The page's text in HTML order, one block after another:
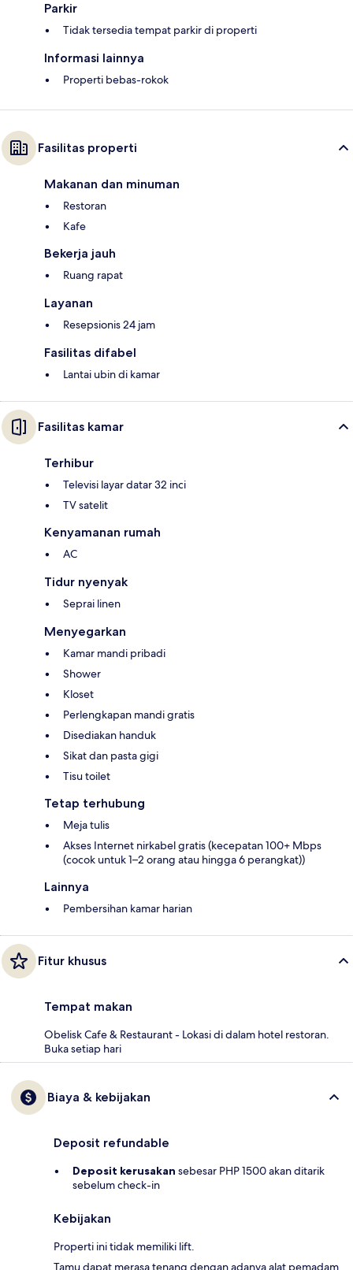
Parkir
Tidak tersedia tempat parkir di properti
Informasi lainnya
Properti bebas-rokok
Fasilitas properti
Makanan dan minuman
Restoran
Kafe
Bekerja jauh
Ruang rapat
Layanan
Resepsionis 24 jam
Fasilitas difabel
Lantai ubin di kamar
Fasilitas kamar
Terhibur
Televisi layar datar 32 inci
TV satelit
Kenyamanan rumah
AC
Tidur nyenyak
Seprai linen
Menyegarkan
Kamar mandi pribadi
Shower
Kloset
Perlengkapan mandi gratis
Disediakan handuk
Sikat dan pasta gigi
Tisu toilet
Tetap terhubung
Meja tulis
Akses Internet nirkabel gratis (kecepatan 100+ Mbps
(cocok untuk 1–2 orang atau hingga 6 perangkat))
Lainnya
Pembersihan kamar harian
Fitur khusus
Tempat makan
Obelisk Cafe & Restaurant - Lokasi di dalam hotel restoran.
Buka setiap hari
Biaya & kebijakan
Deposit refundable
Deposit kerusakan sebesar PHP 1500 akan ditarik
sebelum check-in
Kebijakan
Properti ini tidak memiliki lift.
Tamu dapat merasa tenang dengan adanya alat pemadam